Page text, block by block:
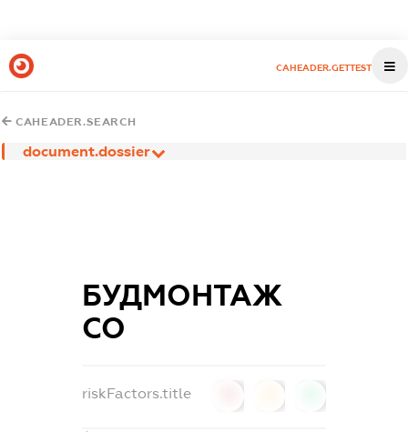
CAHEADER.GETTEST
CAHEADER.SEARCH
document.dossier
БУДМОНТАЖ
СО
riskFactors.title